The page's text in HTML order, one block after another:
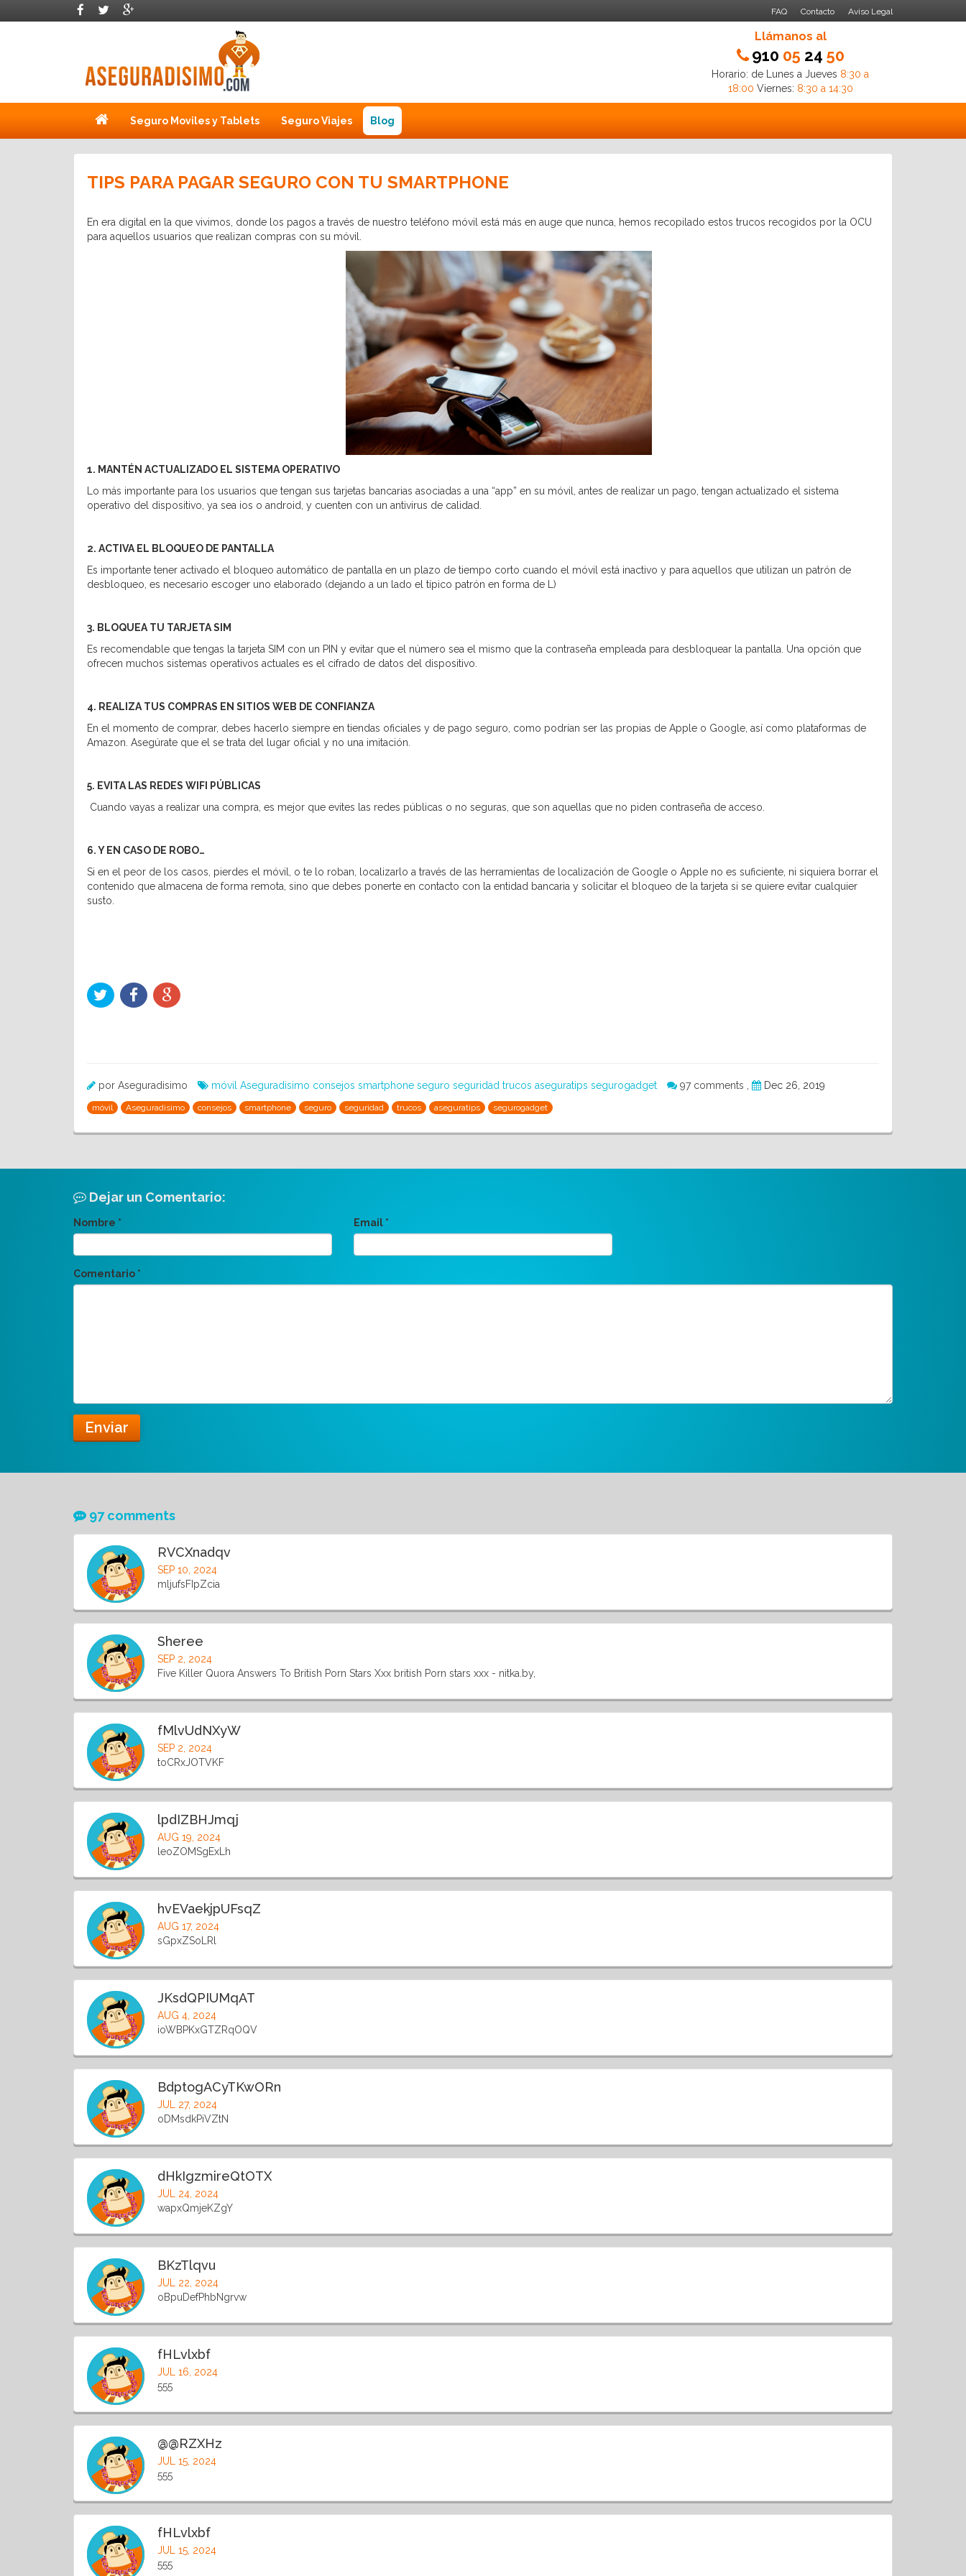
FAQ Contacto Aviso Legal
Llámanos al
910 05 24 50
Horario: de Lunes a Jueves 8:30 a
18:00 Viernes: 8:30 a 14:30
Seguro Moviles y Tablets Seguro Viajes Blog
TIPS PARA PAGAR SEGURO CON TU SMARTPHONE
En era digital en la que vivimos, donde los pagos a través de nuestro teléfono móvil está más en auge que nunca, hemos recopilado estos trucos recogidos por la OCU
para aquellos usuarios que realizan compras con su móvil.
1. MANTÉN ACTUALIZADO EL SISTEMA OPERATIVO
Lo más importante para los usuarios que tengan sus tarjetas bancarias asociadas a una “app” en su móvil, antes de realizar un pago, tengan actualizado el sistema
operativo del dispositivo, ya sea ios o android, y cuenten con un antivirus de calidad.
2. ACTIVA EL BLOQUEO DE PANTALLA
Es importante tener activado el bloqueo automático de pantalla en un plazo de tiempo corto cuando el móvil está inactivo y para aquellos que utilizan un patrón de
desbloqueo, es necesario escoger uno elaborado (dejando a un lado el típico patrón en forma de L)
3. BLOQUEA TU TARJETA SIM
Es recomendable que tengas la tarjeta SIM con un PIN y evitar que el número sea el mismo que la contraseña empleada para desbloquear la pantalla. Una opción que
ofrecen muchos sistemas operativos actuales es el cifrado de datos del dispositivo.
4. REALIZA TUS COMPRAS EN SITIOS WEB DE CONFIANZA
En el momento de comprar, debes hacerlo siempre en tiendas oficiales y de pago seguro, como podrían ser las propias de Apple o Google, así como plataformas de
Amazon. Asegúrate que el se trata del lugar oficial y no una imitación.
5. EVITA LAS REDES WIFI PÚBLICAS
Cuando vayas a realizar una compra, es mejor que evites las redes públicas o no seguras, que son aquellas que no piden contraseña de acceso.
6. Y EN CASO DE ROBO…
Si en el peor de los casos, pierdes el móvil, o te lo roban, localizarlo a través de las herramientas de localización de Google o Apple no es suficiente, ni siquiera borrar el
contenido que almacena de forma remota, sino que debes ponerte en contacto con la entidad bancaria y solicitar el bloqueo de la tarjeta si se quiere evitar cualquier
susto.
por Aseguradisimo móvil Aseguradisimo consejos smartphone seguro seguridad trucos aseguratips segurogadget 97 comments Dec 26, 2019
móvil Aseguradisimo consejos smartphone seguro seguridad trucos aseguratips segurogadget
Dejar un Comentario:
Nombre * Email *
Comentario *
Enviar
97 comments
RVCXnadqv
SEP 10, 2024
mljufsFIpZcia
Sheree
SEP 2, 2024
Five Killer Quora Answers To British Porn Stars Xxx british Porn stars xxx - nitka.by,
fMlvUdNXyW
SEP 2, 2024
toCRxJOTVKF
lpdIZBHJmqj
AUG 19, 2024
leoZOMSgExLh
hvEVaekjpUFsqZ
AUG 17, 2024
sGpxZSoLRl
JKsdQPIUMqAT
AUG 4, 2024
ioWBPKxGTZRqOQV
BdptogACyTKwORn
JUL 27, 2024
oDMsdkPiVZtN
dHkIgzmireQtOTX
JUL 24, 2024
wapxQmjeKZgY
BKzTlqvu
JUL 22, 2024
oBpuDefPhbNgrvw
fHLvlxbf
JUL 16, 2024
555
@@RZXHz
JUL 15, 2024
555
fHLvlxbf
JUL 15, 2024
555